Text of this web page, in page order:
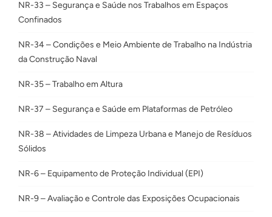
NR-33 – Segurança e Saúde nos Trabalhos em Espaços
Confinados
NR-34 – Condições e Meio Ambiente de Trabalho na Indústria
da Construção Naval
NR-35 – Trabalho em Altura
NR-37 – Segurança e Saúde em Plataformas de Petróleo
NR-38 – Atividades de Limpeza Urbana e Manejo de Resíduos
Sólidos
NR-6 – Equipamento de Proteção Individual (EPI)
NR-9 – Avaliação e Controle das Exposições Ocupacionais